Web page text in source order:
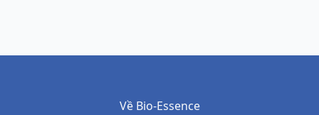
Về Bio-Essence